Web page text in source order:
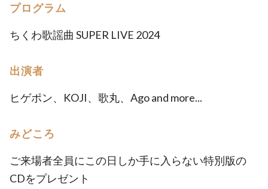
プログラム
ちくわ歌謡曲 SUPER LIVE 2024
出演者
ヒゲポン、KOJI、歌丸、Ago and more...
みどころ
ご来場者全員にこの日しか手に入らない特別版の
CDをプレゼント